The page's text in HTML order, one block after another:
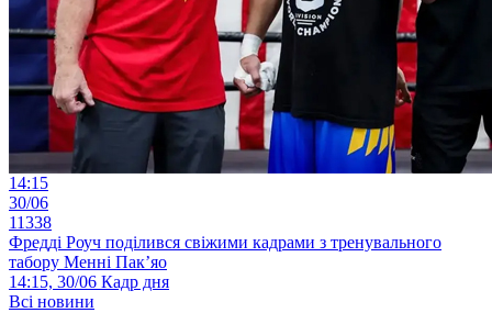
14:15
30/06
11338
Фредді Роуч поділився свіжими кадрами з тренувального
табору Менні Пак’яо
14:15, 30/06 Кадр дня
Всі новини